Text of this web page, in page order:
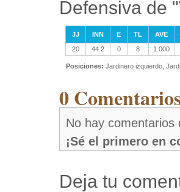
Defensiva de
JJ INN E TL
AVE
20
44.2 0 8 1.000
Posiciones: Jardinero izquierdo,
0
No hay comentarios
¡Sé el primero en
Deja tu